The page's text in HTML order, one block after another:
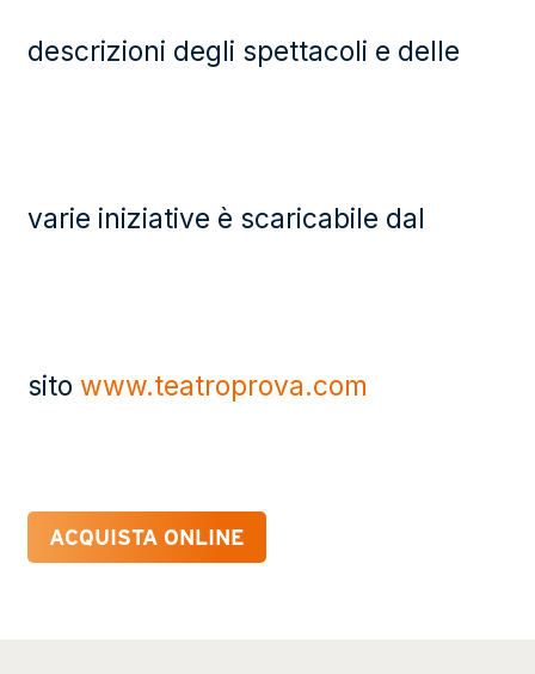
descrizioni degli spettacoli e delle
varie iniziative è scaricabile dal
sito www.teatroprova.com
ACQUISTA ONLINE